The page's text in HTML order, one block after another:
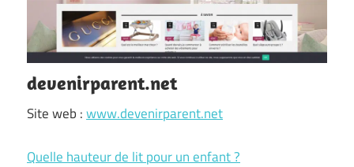
devenirparent.net
Site web :www.devenirparent.net
Quelle hauteur de lit pour un enfant ?